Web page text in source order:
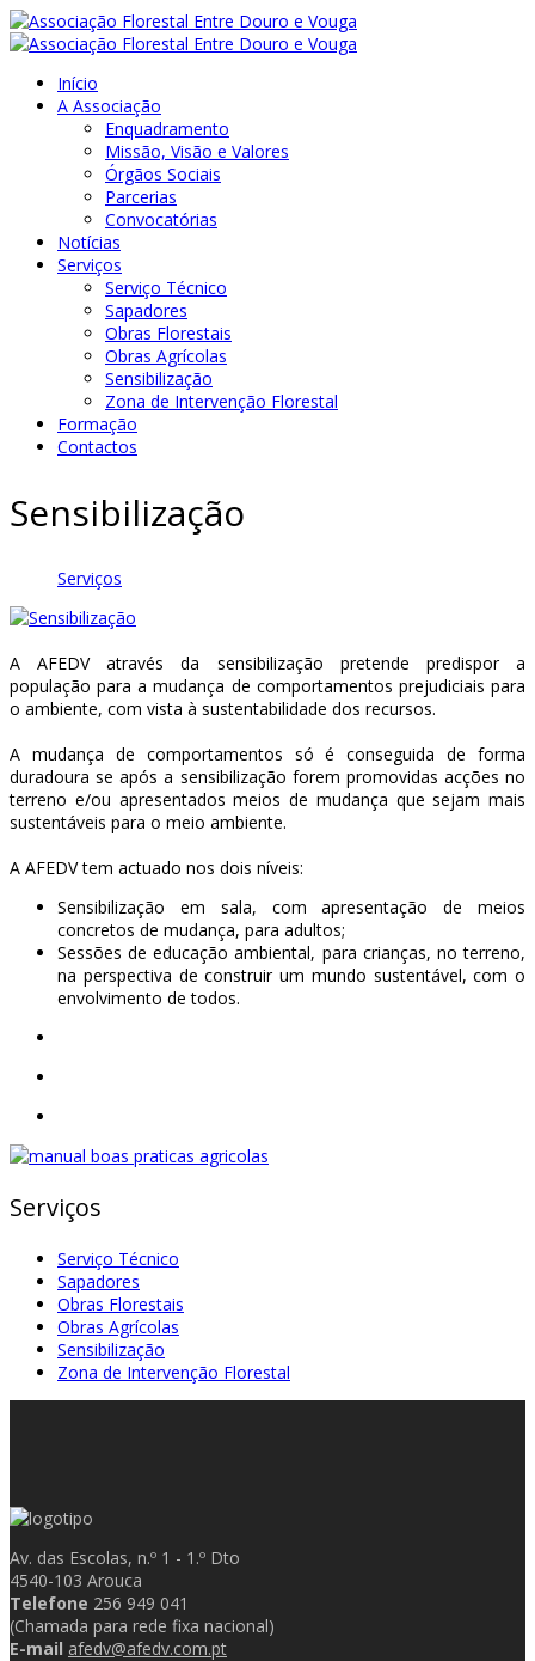
Início
A Associação
Enquadramento
Missão, Visão e Valores
Órgãos Sociais
Parcerias
Convocatórias
Notícias
Serviços
Serviço Técnico
Sapadores
Obras Florestais
Obras Agrícolas
Sensibilização
Zona de Intervenção Florestal
Formação
Contactos
Sensibilização
Serviços
A AFEDV através da sensibilização pretende predispor a
população para a mudança de comportamentos prejudiciais para
o ambiente, com vista à sustentabilidade dos recursos.
A mudança de comportamentos só é conseguida de forma
duradoura se após a sensibilização forem promovidas acções no
terreno e/ou apresentados meios de mudança que sejam mais
sustentáveis para o meio ambiente.
A AFEDV tem actuado nos dois níveis:
Sensibilização em sala, com apresentação de meios
concretos de mudança, para adultos;
Sessões de educação ambiental, para crianças, no terreno,
na perspectiva de construir um mundo sustentável, com o
envolvimento de todos.
Serviços
Serviço Técnico
Sapadores
Obras Florestais
Obras Agrícolas
Sensibilização
Zona de Intervenção Florestal
Av. das Escolas, n.º 1 - 1.º Dto
4540-103 Arouca
Telefone 256 949 041
(Chamada para rede fixa nacional)
E-mail afedv@afedv.com.pt